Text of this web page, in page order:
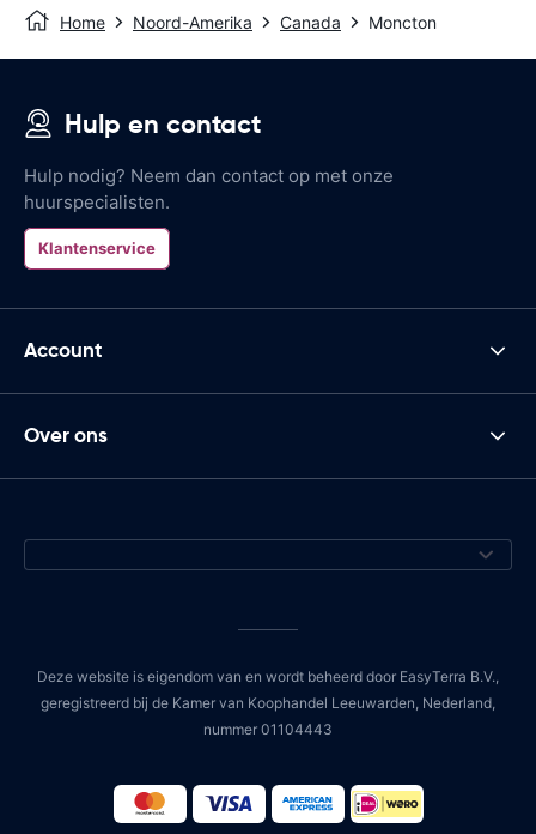
Home Noord-Amerika Canada Moncton
Hulp en contact
Hulp nodig? Neem dan contact op met onze
huurspecialisten.
Klantenservice
Account
Over ons
Deze website is eigendom van en wordt beheerd door EasyTerra B.V.,
geregistreerd bij de Kamer van Koophandel Leeuwarden, Nederland,
nummer 01104443